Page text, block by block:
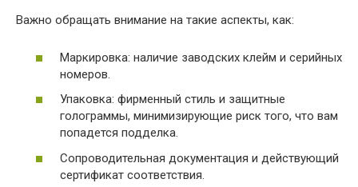
Важно обращать внимание на такие аспекты, как:
Маркировка: наличие заводских клейм и серийных
номеров.
Упаковка: фирменный стиль и защитные
голограммы, минимизирующие риск того, что вам
попадется подделка.
Сопроводительная документация и действующий
сертификат соответствия.